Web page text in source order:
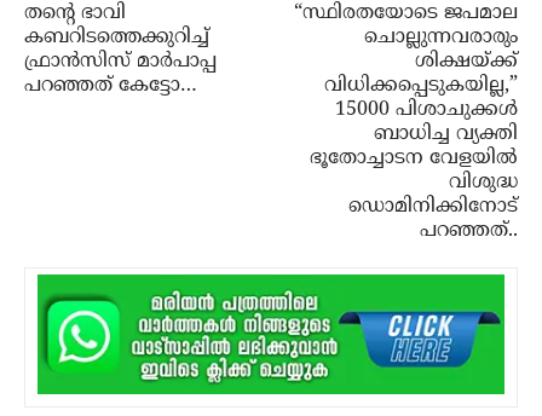
തന്റെ ഭാവി
കബറിടത്തെക്കുറിച്ച്
ഫ്രാന്‍സിസ് മാര്‍പാപ്പ
പറഞ്ഞത് കേട്ടോ…
“സ്ഥിരതയോടെ ജപമാല
ചൊല്ലുന്നവരാരും
ശിക്ഷയ്ക്ക്
വിധിക്കപ്പെടുകയില്ല,”
15000 പിശാചുക്കള്‍
ബാധിച്ച വ്യക്തി
ഭൂതോച്ചാടന വേളയില്‍
വിശുദ്ധ
ഡൊമിനിക്കിനോട്
പറഞ്ഞത്..